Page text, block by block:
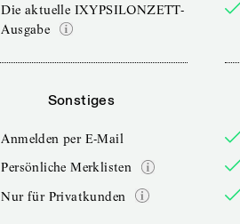
Die aktuelle IXYPSILONZETT-
Ausgabe
Sonstiges
Anmelden per E-Mail
Persönliche Merklisten
Nur für Privatkunden